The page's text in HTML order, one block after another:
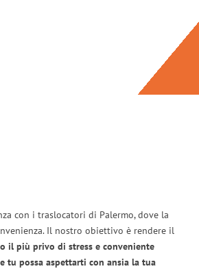
con i traslocatori di Palermo, dove la
Il nostro obiettivo è rendere il
il più privo di stress e conveniente
tu possa aspettarti con ansia la tua